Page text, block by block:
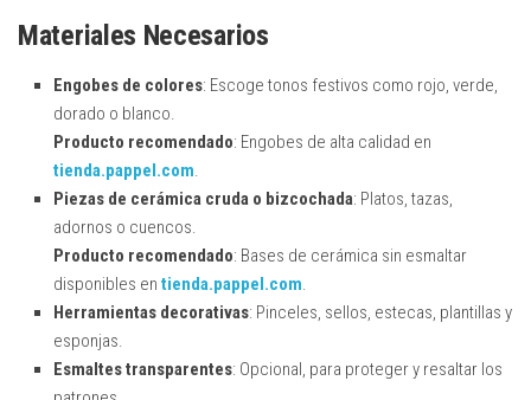
Materiales Necesarios
Engobes de colores: Escoge tonos festivos como rojo, verde,
dorado o blanco.
Producto recomendado: Engobes de alta calidad en
tienda.pappel.com.
Piezas de cerámica cruda o bizcochada: Platos, tazas,
adornos o cuencos.
Producto recomendado: Bases de cerámica sin esmaltar
disponibles en tienda.pappel.com.
Herramientas decorativas: Pinceles, sellos, estecas, plantillas y
esponjas.
Esmaltes transparentes: Opcional, para proteger y resaltar los